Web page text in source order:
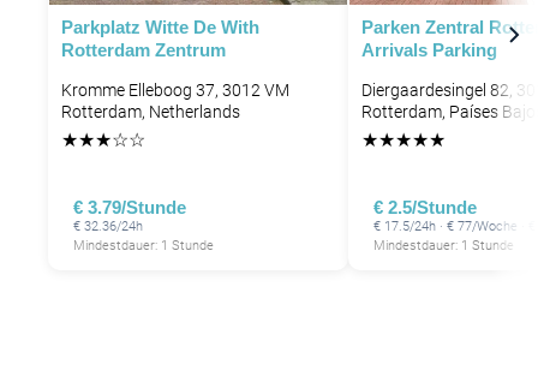
P
Parkplatz Witte De With
Rotterdam Zentrum
Kromme Elleboog 37, 3012 VM
Rotterdam, Netherlands
★★★☆☆
€ 3.79/Stunde
€ 32.36/24h
Mindestdauer: 1 Stunde
Parken Zentral
Arrivals Parking
Diergaardesingel 82,
Rotterdam, Países
★★★★★
€ 2.5/Stunde
€ 17.5/24h · € 77/Woche ·
Mindestdauer: 1 Stunde